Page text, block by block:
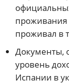
проживания
проживал в
Документы,
уровень
Испании в